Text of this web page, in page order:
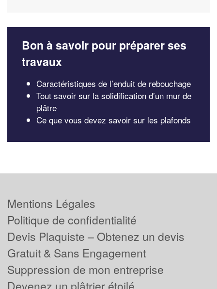
Bon à savoir pour préparer ses
travaux
Caractéristiques de l’enduit de rebouchage
Tout savoir sur la solidification d’un mur de
plâtre
Ce que vous devez savoir sur les plafonds
Mentions Légales
Politique de confidentialité
Devis Plaquiste – Obtenez un devis
Gratuit & Sans Engagement
Suppression de mon entreprise